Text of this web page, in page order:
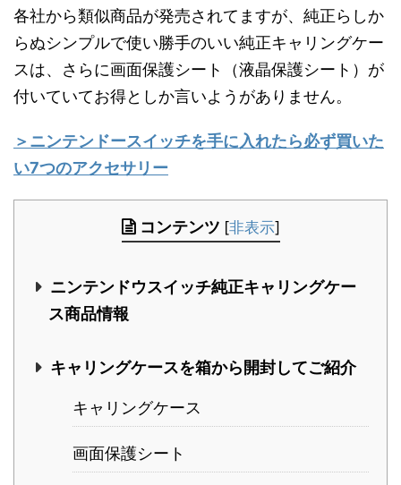
各社から類似商品が発売されてますが、純正らしか
らぬシンプルで使い勝手のいい純正キャリングケー
スは、さらに画面保護シート（液晶保護シート）が
付いていてお得としか言いようがありません。
＞ニンテンドースイッチを手に入れたら必ず買いた
い7つのアクセサリー
コンテンツ [非表示]
ニンテンドウスイッチ純正キャリングケー
ス商品情報
キャリングケースを箱から開封してご紹介
キャリングケース
画面保護シート